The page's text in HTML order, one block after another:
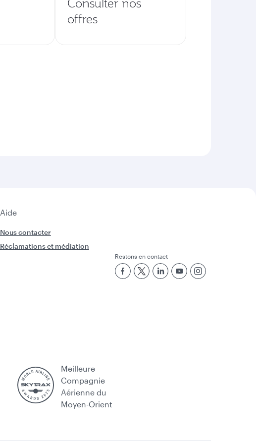
offres
Aide
Nous contacter
Réclamations et médiation
Restons en contact
Meilleure
Compagnie
Aérienne du
Moyen-Orient